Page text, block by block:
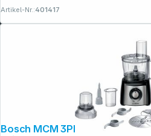
Artikel-Nr.:401417
Bosch MCM 3PM386 Foodprocessor MultiTalent 3